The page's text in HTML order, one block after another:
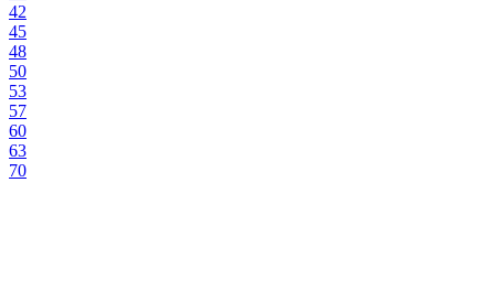
42
45
48
50
53
57
60
63
70